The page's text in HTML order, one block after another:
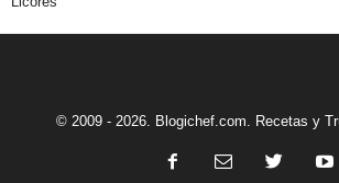
© 2009 - 2026. Blogichef.com. Recetas y